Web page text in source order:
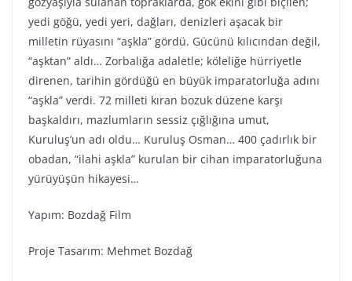
yedi göğü, yedi yeri, dağları, denizleri aşacak bir
milletin rüyasını “aşkla” gördü. Gücünü kılıcından değil,
“aşktan” aldı… Zorbalığa adaletle; köleliğe hürriyetle
direnen, tarihin gördüğü en büyük imparatorluğa adını
“aşkla” verdi. 72 milleti kıran bozuk düzene karşı
başkaldırı, mazlumların sessiz çığlığına umut,
Kuruluş’un adı oldu… Kuruluş Osman… 400 çadırlık bir
obadan, “ilahi aşkla” kurulan bir cihan imparatorluğuna
yürüyüşün hikayesi…
Yapım: Bozdağ Fi̇lm
Proje Tasarım: Mehmet Bozdağ